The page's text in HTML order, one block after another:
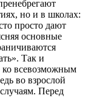
но и в школах:
просто дают
основные
Так и
ко всевозможным
во взрослой
Перед